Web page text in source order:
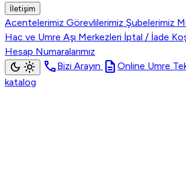
İletişim
Acentelerimiz Görevlilerimiz Şubelerimiz
Hac ve Umre Aşı Merkezleri İptal / İade
Hesap Numaralarımız
dark_mode light_mode callBizi Arayın description Online Umre
katalog